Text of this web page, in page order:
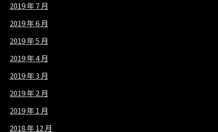
2019 年 7 月
2019 年 6 月
2019 年 5 月
2019 年 4 月
2019 年 3 月
2019 年 2 月
2019 年 1 月
2018 年 12 月